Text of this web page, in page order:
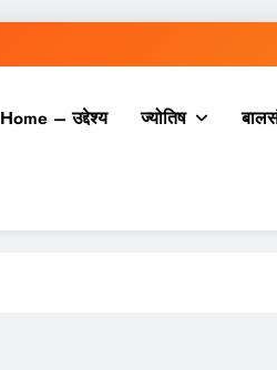
Home – उद्देश्य ज्योतिष